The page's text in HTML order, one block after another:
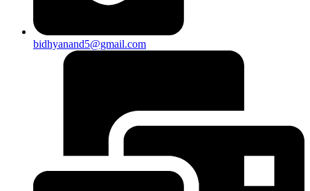
bidhyanand5@gmail.com